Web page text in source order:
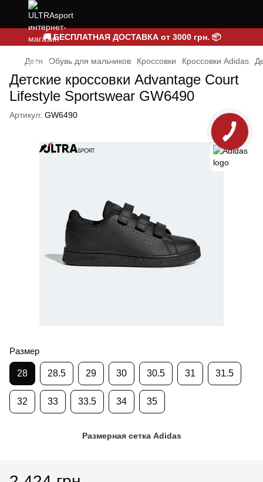
🚚 БЕСПЛАТНАЯ ДОСТАВКА от 3000 грн. 📦
Дети Обувь для мальчиков Кроссовки Кроссовки Adidas
Детские кроссовки Advantage Court
Lifestyle Sportswear GW6490
Артикул: GW6490
Размер
28 28.5 29 30 30.5 31 31.5
32 33 33.5 34 35
Размерная сетка Adidas